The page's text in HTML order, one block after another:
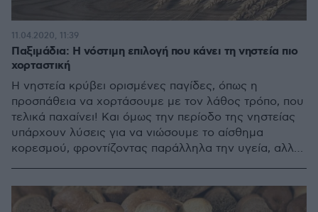
Παξιμάδια: Η νόστιμη επιλογή που κάνει τη νηστεία πιο
χορταστική
Η νηστεία κρύβει ορισμένες παγίδες, όπως η
προσπάθεια να χορτάσουμε με τον λάθος τρόπο, που
τελικά παχαίνει! Και όμως την περίοδο της νηστείας
υπάρχουν λύσεις για να νιώσουμε το αίσθημα
κορεσμού, φροντίζοντας παράλληλα την υγεία, αλλά
νόστιμη!
11.04.2020, 11:39